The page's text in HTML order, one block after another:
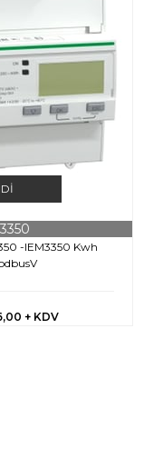
-IEM3350 Kwh
+ KDV